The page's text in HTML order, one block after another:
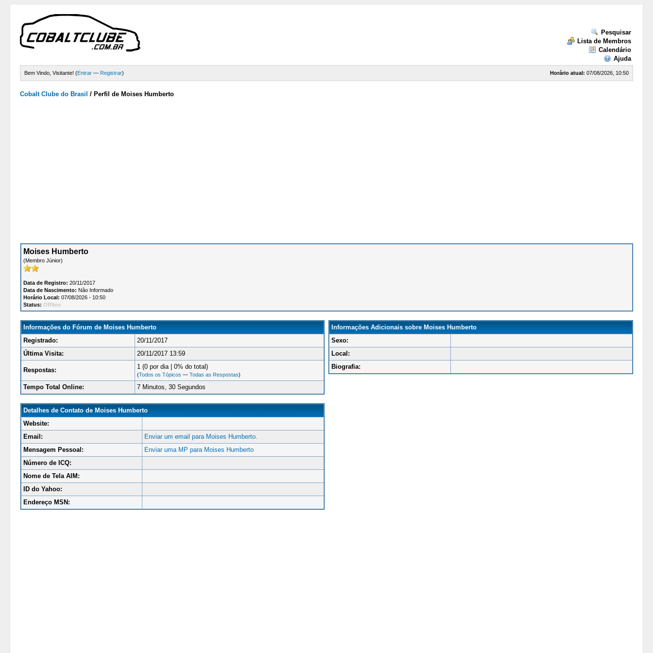
Pesquisar
Lista de Membros
Calendário
Ajuda
Horário atual: 07/08/2026, 10:50
Bem Vindo, Visitante! (Entrar — Registrar)
Cobalt Clube do Brasil / Perfil de Moises Humberto
Moises Humberto
(Membro Júnior)
Data de Registro: 20/11/2017
Data de Nascimento: Não Informado
Horário Local: 07/08/2026 - 10:50
Status: Offline
Informações do Fórum de Moises Humberto
Registrado:
20/11/2017
Última Visita:
20/11/2017 13:59
Respostas: 1 (0 por dia | 0% do total)
(Todos os Tópicos — Todas as Respostas)
Tempo Total Online: 7 Minutos, 30 Segundos
Detalhes de Contato de Moises Humberto
Website:
Email:
Enviar um email para Moises Humberto.
Mensagem Pessoal:
Enviar uma MP para Moises Humberto
Número de ICQ:
Nome de Tela AIM:
ID do Yahoo:
Endereço MSN:
Informações Adicionais sobre Moises Humberto
Sexo:
Local:
Biografia: